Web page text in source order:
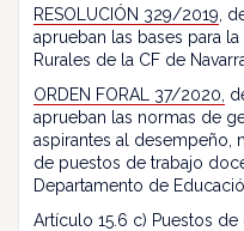
RESOLUCIÓN 329/2019 ,
aprueban las bases para
Rurales de la CF de
ORDEN FORAL 37/2020,
aprueban las normas de
aspirantes al desempeño,
de puestos de trabajo
Departamento de
Artículo 15.6 c) Puestos de